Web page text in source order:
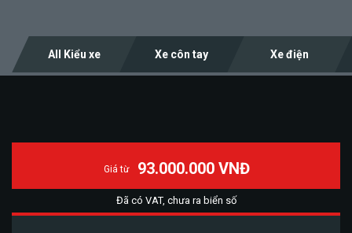
All Kiểu xe Xe côn tay Xe điện
Giá từ 93.000.000 VNĐ
Đã có VAT, chưa ra biển số